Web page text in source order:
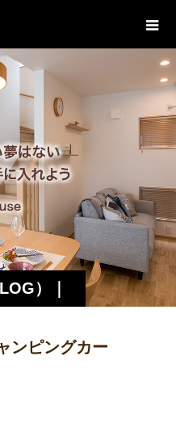
）｜
ス
ンピングカー